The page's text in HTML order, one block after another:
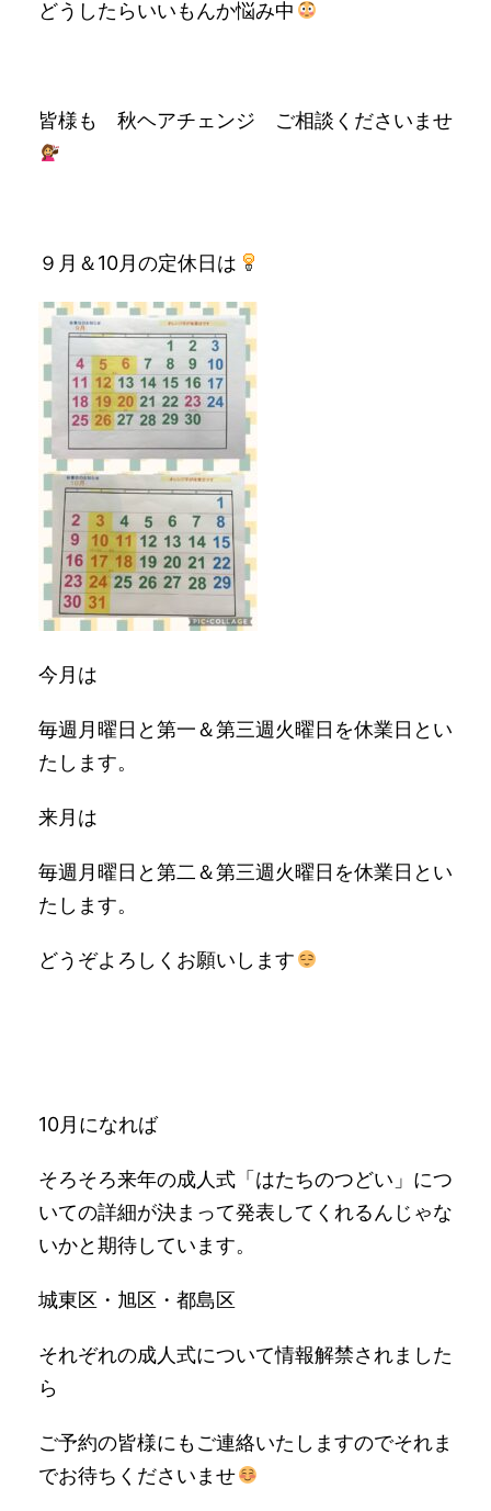
どうしたらいいもんか悩み中
皆様も 秋ヘアチェンジ ご相談くださいませ
９月＆10月の定休日は
今月は
毎週月曜日と第一＆第三週火曜日を休業日とい
たします。
来月は
毎週月曜日と第二＆第三週火曜日を休業日とい
たします。
どうぞよろしくお願いします
10月になれば
そろそろ来年の成人式「はたちのつどい」につ
いての詳細が決まって発表してくれるんじゃな
いかと期待しています。
城東区・旭区・都島区
それぞれの成人式について情報解禁されました
ら
ご予約の皆様にもご連絡いたしますのでそれま
でお待ちくださいませ